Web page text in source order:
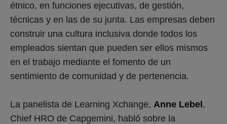
étnico, en funciones ejecutivas, de gestión,
técnicas y en las de su junta. Las empresas deben
construir una cultura inclusiva donde todos los
empleados sientan que pueden ser ellos mismos
en el trabajo mediante el fomento de un
sentimiento de comunidad y de pertenencia.
La panelista de Learning Xchange, Anne Lebel ,
Chief HRO de Capgemini, habló sobre la